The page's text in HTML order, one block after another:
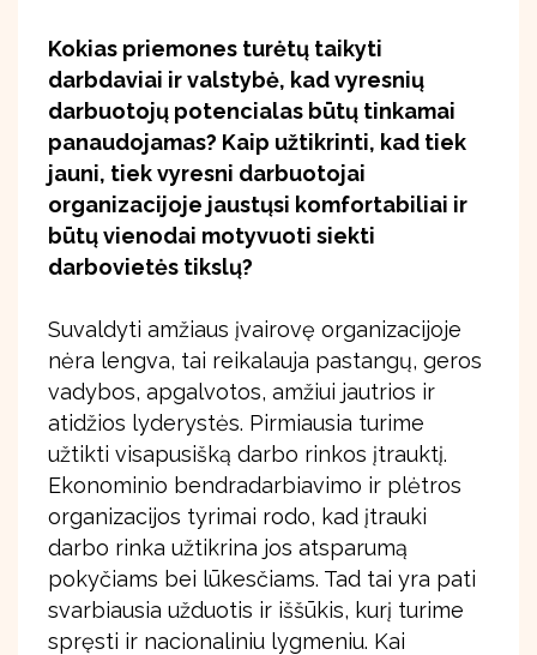
Kokias priemones turėtų taikyti
darbdaviai ir valstybė, kad vyresnių
darbuotojų potencialas būtų tinkamai
panaudojamas? Kaip užtikrinti, kad tiek
jauni, tiek vyresni darbuotojai
organizacijoje jaustųsi komfortabiliai ir
būtų vienodai motyvuoti siekti
darbovietės tikslų?
Suvaldyti amžiaus įvairovę organizacijoje
nėra lengva, tai reikalauja pastangų, geros
vadybos, apgalvotos, amžiui jautrios ir
atidžios lyderystės. Pirmiausia turime
užtikti visapusišką darbo rinkos įtrauktį.
Ekonominio bendradarbiavimo ir plėtros
organizacijos tyrimai rodo, kad įtrauki
darbo rinka užtikrina jos atsparumą
pokyčiams bei lūkesčiams. Tad tai yra pati
svarbiausia užduotis ir iššūkis, kurį turime
spręsti ir nacionaliniu lygmeniu. Kai